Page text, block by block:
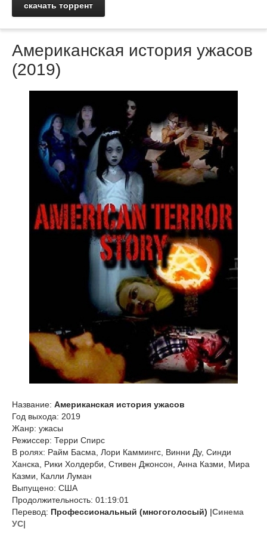
скачать торрент
Американская история ужасов
(2019)
Название: Американская история ужасов
Год выхода: 2019
Жанр: ужасы
Режиссер: Терри Спирс
В ролях: Райм Басма, Лори Каммингс, Винни Ду, Синди
Ханска, Рики Холдерби, Стивен Джонсон, Анна Казми, Мира
Казми, Калли Луман
Выпущено: США
Продолжительность: 01:19:01
Перевод: Профессиональный (многоголосый) |Синема
УС|